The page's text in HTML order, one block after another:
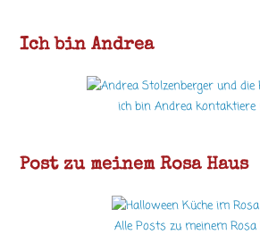
Ich bin Andrea
ich bin Andrea kontaktiere
Post zu meinem Rosa Haus
Alle Posts zu meinem Rosa